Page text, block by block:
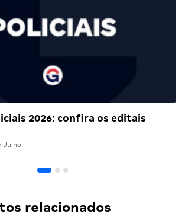
2026: confira os editais
Julho
relacionados